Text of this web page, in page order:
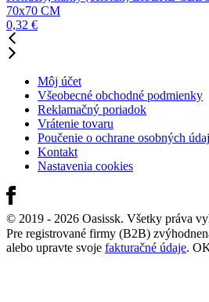
70x70 CM
0,32 €
Môj účet
Všeobecné obchodné podmienky
Reklamačný poriadok
Vrátenie tovaru
Poučenie o ochrane osobných
Kontakt
Nastavenia cookies
© 2019 - 2026 Oasissk. Všetky práva
Pre registrované firmy (B2B)
alebo upravte svoje fakturačné údaje.